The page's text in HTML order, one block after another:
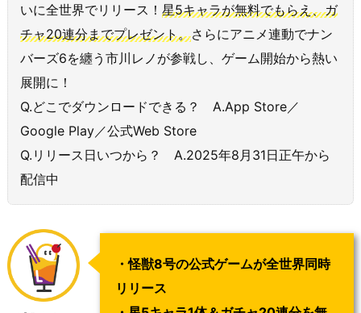
いに全世界でリリース！ 星5キャラが無料でもらえ、ガ
チャ20連分までプレゼント。さらにアニメ連動でナン
バーズ6を纏う市川レノが参戦し、ゲーム開始から熱い
展開に！
Q.どこでダウンロードできる？ A.App Store／
Google Play／公式Web Store
Q.リリース日いつから？ A.2025年8月31日正午から
配信中
・怪獣8号の公式ゲームが全世界同時
リリース